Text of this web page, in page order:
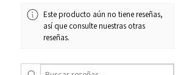
Este producto aún no tiene reseñas,
así que consulte nuestras otras
reseñas.